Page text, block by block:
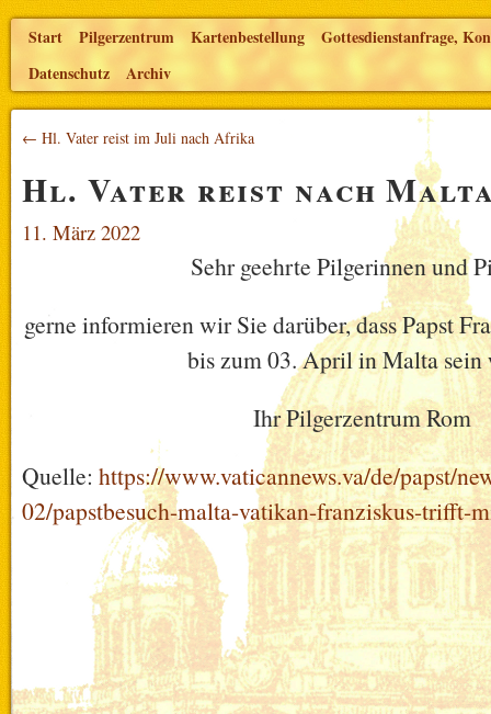
Start Pilgerzentrum Kartenbestellung
Gottesdienstanfrage,
Datenschutz
Archiv
← Hl. Vater reist im Juli nach Afrika
Hl. Vater reist nach
11. März 2022
Sehr geehrte Pilgerinnen und
gerne informieren wir Sie darüber, dass Papst
bis zum 03. April in Malta sein
Ihr Pilgerzentrum Rom
Quelle: https://www.vaticannews.va/de/papst/
02/papstbesuch-malta-vatikan-franziskus-trifft-